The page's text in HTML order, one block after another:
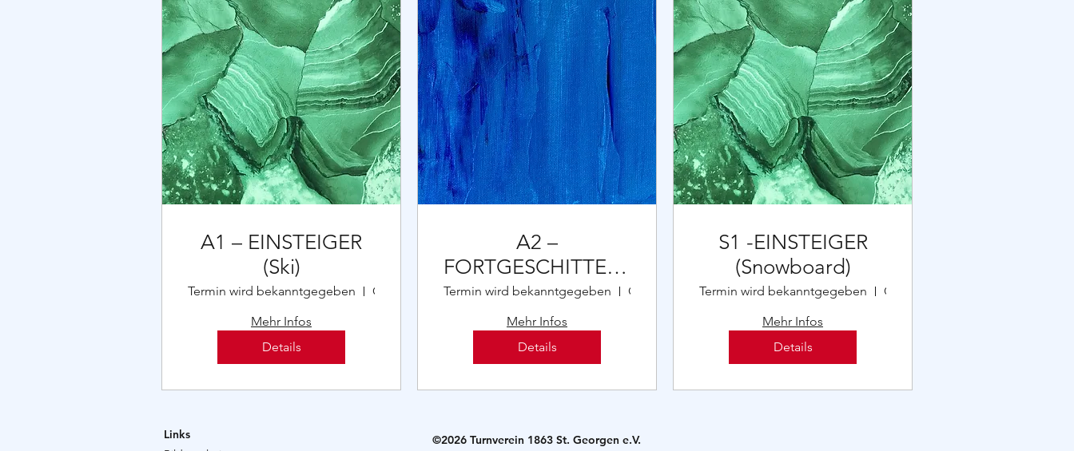
A1 – EINSTEIGER
(Ski)
Termin wird bekanntgegeben
Mehr Infos
Details
A2 –
FORTGESCHITTENER
(Snowboard)
Termin wird bekanntgegeben
Mehr Infos
Details
S1 -EINSTEIGER
(Snowboard)
Termin wird bekanntgegeben
Mehr Infos
Details
Links
©2026 Turnverein 1863 St. Georgen e.V.